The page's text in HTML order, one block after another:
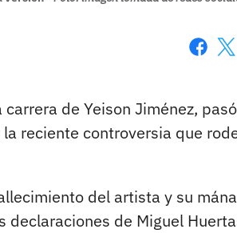
de Yeison Jiménez,
reciente controversia que
del artista y su
declaraciones de Miguel